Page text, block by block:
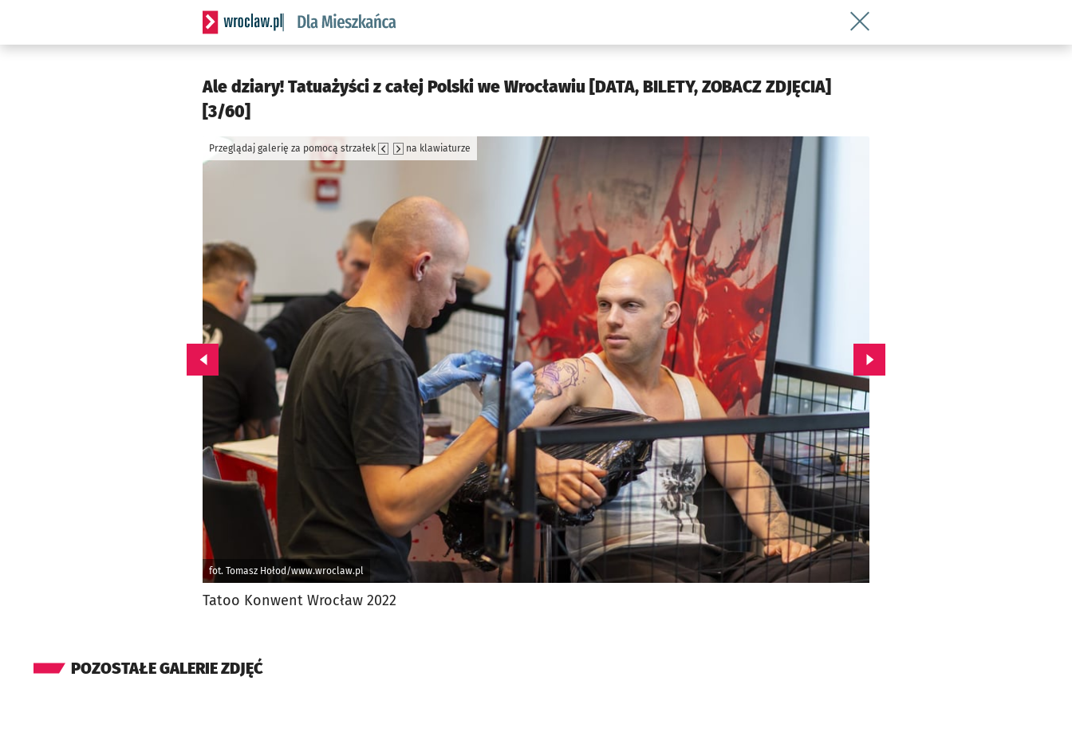
Serwis informacyjny wroclaw.pl podserwis: Dla mieszkańca
Wróć do artykułu Ale dziary! Tatuażyści
Ale dziary! Tatuażyści z całej Polski we Wrocławiu [DATA, BILETY, ZOBACZ ZDJĘCIA]
[3/60]
fot. Tomasz Hołod/www.wroclaw.pl
Przeglądaj galerię za pomocą strzałek na klawiaturze
Przejdź do poprzedniego zdjęcia. Przejdź do kolejnego zdjęcia.
Tatoo Konwent Wrocław 2022
POZOSTAŁE GALERIE ZDJĘĆ